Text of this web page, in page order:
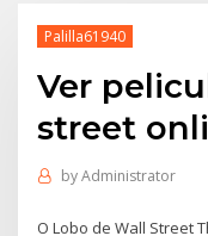
Palilla61940
Ver
street
byAdministrator
O Lobo de Wall Street